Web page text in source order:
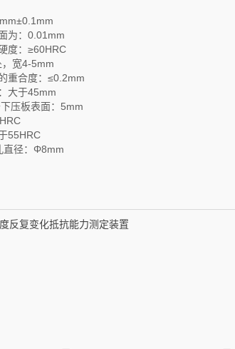
为：0.01mm
度：≥60HRC
宽4-5mm
重合度：≤0.2mm
大于45mm
压板表面：5mm
55HRC
直径：Φ8mm
反复变化抵抗能力测定装置